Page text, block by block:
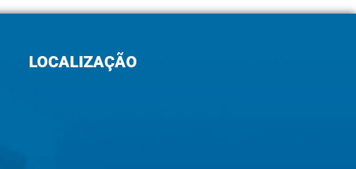
LOCALIZAÇÃO